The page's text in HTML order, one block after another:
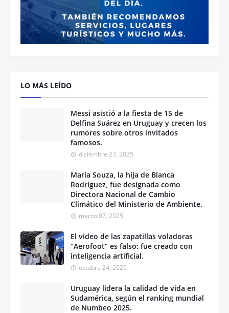
LO MÁS LEÍDO
Messi asistió a la fiesta de 15 de
Delfina Suárez en Uruguay y crecen los
rumores sobre otros invitados
famosos.
diciembre 27, 2025
María Souza, la hija de Blanca
Rodríguez, fue designada como
Directora Nacional de Cambio
Climático del Ministerio de Ambiente.
marzo 07, 2025
El video de las zapatillas voladoras
“Aerofoot” es falso: fue creado con
inteligencia artificial.
octubre 24, 2025
Uruguay lidera la calidad de vida en
Sudamérica, según el ranking mundial
de Numbeo 2025.